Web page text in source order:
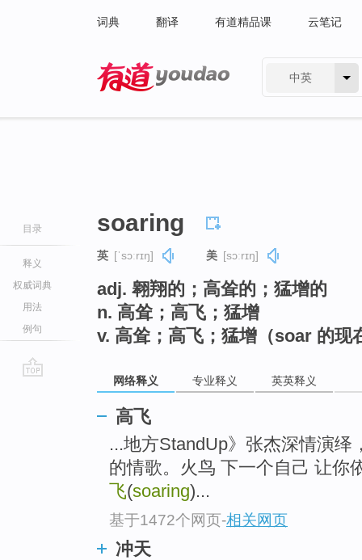
词典 翻译 有道精品课 云笔记
中英
目录
释义
权威词典
用法
例句
soaring
英 [ˈsɔːrɪŋ] 美 [sɔːrɪŋ]
adj. 翱翔的；高耸的；猛增的
n. 高耸；高飞；猛增
v. 高耸；高飞；猛增（soar 的现
网络释义 专业释义 英英释义
高飞
...地方StandUp》张杰深情演
的情歌。火鸟 下一个自己 让你
飞(soaring)...
基于1472个网页-相关网页
冲天